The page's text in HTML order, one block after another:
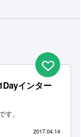
インター
。
2017.04.14